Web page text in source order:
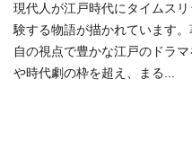
現代人が江戸時代にタイムス
験する物語が描かれています
自の視点で豊かな江戸のドラ
や時代劇の枠を超え、まる...